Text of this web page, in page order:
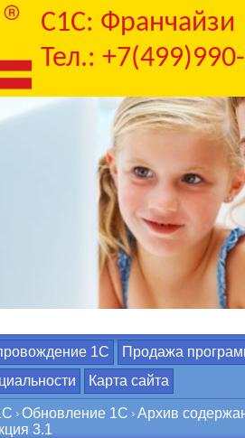
C1С: Франчайзи
Тел.:
1С
Продажа
Карта сайта
Обновление 1С
Архив
3.1